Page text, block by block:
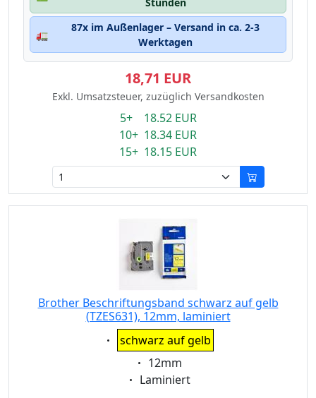
🚛
87x im Außenlager – Versand in ca. 2-3
Werktagen
18,71 EUR
Exkl. Umsatzsteuer, zuzüglich Versandkosten
5+ 18.52 EUR
10+ 18.34 EUR
15+ 18.15 EUR
Brother Beschriftungsband schwarz auf gelb
(TZES631), 12mm, laminiert
Eigenschaft:
schwarz auf gelb
Eigenschaft:
12mm
Eigenschaft:
Laminiert